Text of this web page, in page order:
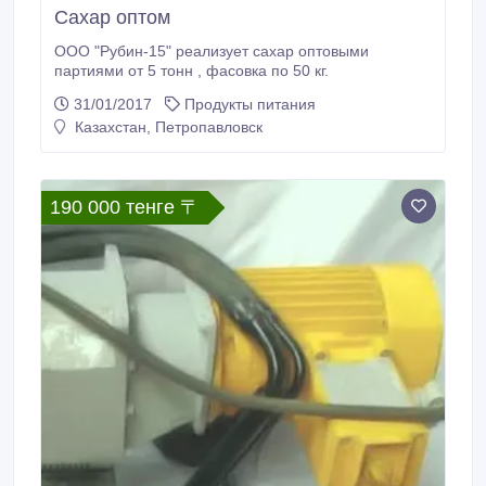
Сахар оптом
ООО "Рубин-15" реализует сахар оптовыми
партиями от 5 тонн , фасовка по 50 кг.
31/01/2017
Продукты питания
Казахстан, Петропавловск
190 000 тенге 〒